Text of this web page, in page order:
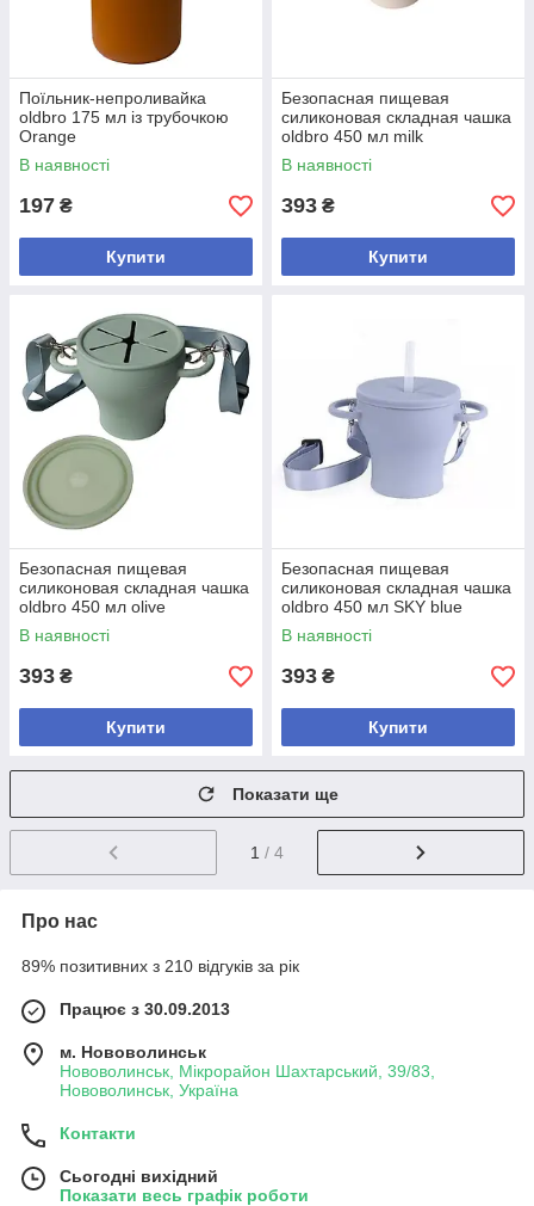
Поїльник-непроливайка
oldbro 175 мл із трубочкою
Orange
В наявності
197 ₴
Купити
Безопасная пищевая
силиконовая складная чашка
oldbro 450 мл milk
В наявності
393 ₴
Купити
Безопасная пищевая
силиконовая складная чашка
oldbro 450 мл olive
В наявності
393 ₴
Купити
Безопасная пищевая
силиконовая складная чашка
oldbro 450 мл SKY blue
В наявності
393 ₴
Купити
Показати ще
1 / 4
Про нас
89% позитивних з 210 відгуків за рік
Працює з 30.09.2013
м. Нововолинськ
Нововолинськ, Мікрорайон Шахтарський, 39/83,
Нововолинськ, Україна
Контакти
Сьогодні вихідний
Показати весь графік роботи